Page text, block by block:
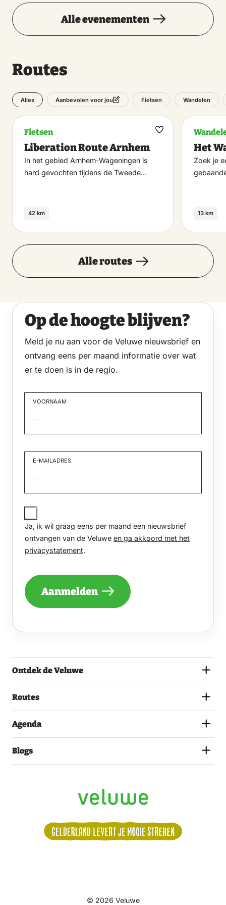
Alle evenementen
Routes
Alles Aanbevolen voor jou Fietsen Wandelen
Fietsen
Liberation Route Arnhem
In het gebied Arnhem-Wageningen is
hard gevochten tijdens de Tweede…
42 km
Maak
Het
Zoek je
13 km
Alle routes
Op de hoogte blijven?
Meld je nu aan voor de Veluwe nieuwsbrief en
ontvang eens per maand informatie over wat
er te doen is in de regio.
VOORNAAM
E-MAILADRES
JA,
IK
WIL
GRAAG
PER
EEN
ONTVANGEN
EN
HET
Ja, ik wil graag eens per maand een nieuwsbrief
ontvangen van de Veluwe en ga akkoord met het
privacystatement.
Aanmelden
Ontdek de Veluwe
Routes
Agenda
Blogs
© 2026 Veluwe